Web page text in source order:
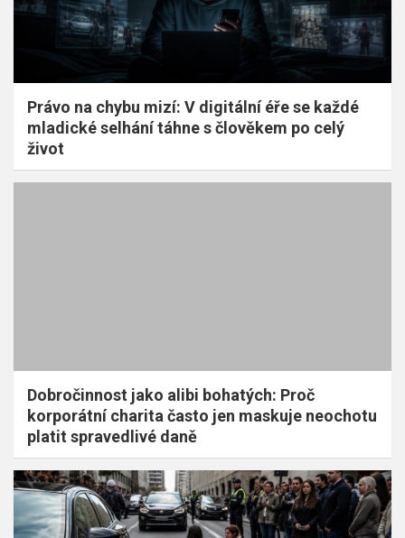
Právo na chybu mizí: V digitální éře se každé
mladické selhání táhne s člověkem po celý
život
Dobročinnost jako alibi bohatých: Proč
korporátní charita často jen maskuje neochotu
platit spravedlivé daně